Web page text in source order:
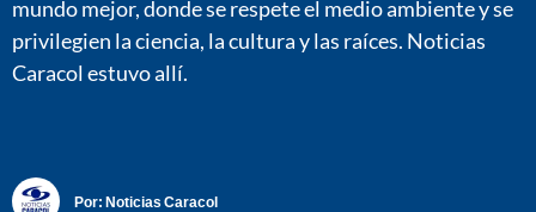
mundo mejor, donde se respete el medio ambiente y se
privilegien la ciencia, la cultura y las raíces. Noticias
Caracol estuvo allí.
Por: Noticias Caracol